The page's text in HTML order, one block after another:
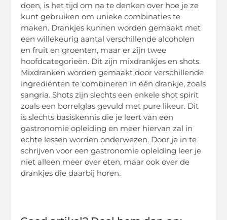
doen, is het tijd om na te denken over hoe je ze
kunt gebruiken om unieke combinaties te
maken. Drankjes kunnen worden gemaakt met
een willekeurig aantal verschillende alcoholen
en fruit en groenten, maar er zijn twee
hoofdcategorieën. Dit zijn mixdrankjes en shots.
Mixdranken worden gemaakt door verschillende
ingrediënten te combineren in één drankje, zoals
sangria. Shots zijn slechts een enkele shot spirit
zoals een borrelglas gevuld met pure likeur. Dit
is slechts basiskennis die je leert van een
gastronomie opleiding en meer hiervan zal in
echte lessen worden onderwezen. Door je in te
schrijven voor een gastronomie opleiding leer je
niet alleen meer over eten, maar ook over de
drankjes die daarbij horen.